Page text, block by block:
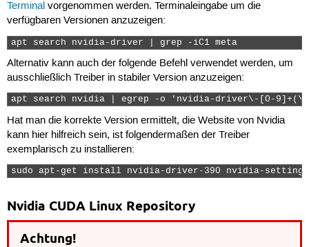
Terminalvorgenommen werden. Terminaleingabe um die
verfügbaren Versionen anzuzeigen:
apt search nvidia-driver | grep -iC1 meta
Alternativ kann auch der folgende Befehl verwendet werden, um
ausschließlich Treiber in stabiler Version anzuzeigen:
apt search nvidia | egrep -o 'nvidia-driver\-[0-
Hat man die korrekte Version ermittelt, die Website von Nvidia
kann hier hilfreich sein, ist folgendermaßen der Treiber
exemplarisch zu installieren:
sudo apt-get install nvidia-driver-390 nvidia-
Nvidia CUDA Linux Repository
Achtung!